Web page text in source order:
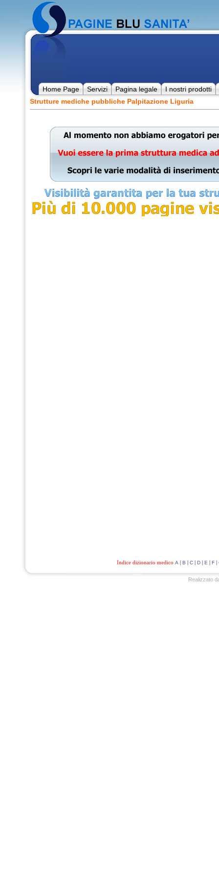
Home Page Servizi Pagina legale
I nostri prodotti
Strutture mediche pubbliche Palpitazione Liguria
Indice dizionario medico A | B | C| D| E | F|
Realizzato